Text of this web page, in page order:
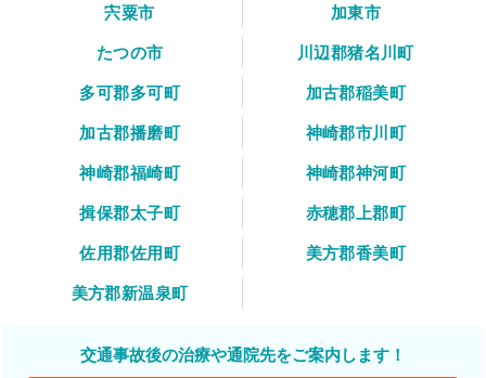
宍粟市
加東市
たつの市
川辺郡猪名川町
多可郡多可町
加古郡稲美町
加古郡播磨町
神崎郡市川町
神崎郡福崎町
神崎郡神河町
揖保郡太子町
赤穂郡上郡町
佐用郡佐用町
美方郡香美町
美方郡新温泉町
交通事故後の治療や通院先をご案内します！